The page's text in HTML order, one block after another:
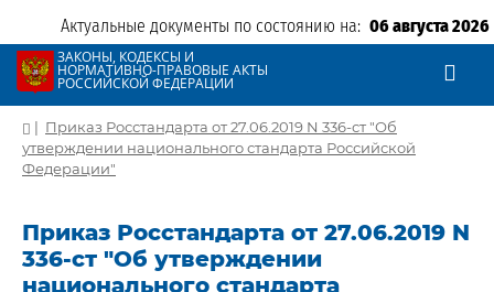
Актуальные документы по состоянию на: 06 августа 2026
ЗАКОНЫ, КОДЕКСЫ И
НОРМАТИВНО-ПРАВОВЫЕ АКТЫ
РОССИЙСКОЙ ФЕДЕРАЦИИ
| Приказ Росстандарта от 27.06.2019 N 336-ст "Об
утверждении национального стандарта Российской
Федерации"
Приказ Росстандарта от 27.06.2019 N
336-ст "Об утверждении
национального стандарта